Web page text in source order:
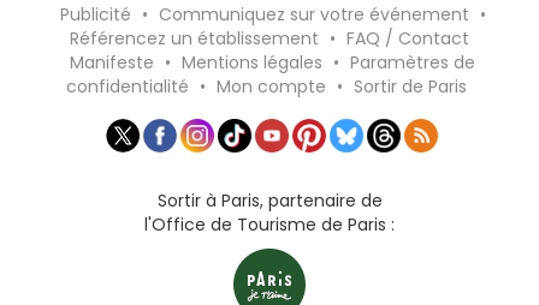
Publicité • Communiquez sur votre événement •
Référencez un établissement • FAQ / Contact
Manifeste • Mentions légales • Paramètres de
confidentialité • Mon compte • Sortir de Paris
Sortir à Paris, partenaire de
l'Office de Tourisme de Paris :